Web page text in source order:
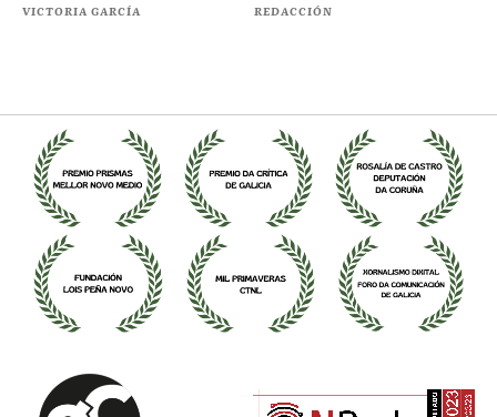
VICTORIA GARCÍA REDACCIÓN